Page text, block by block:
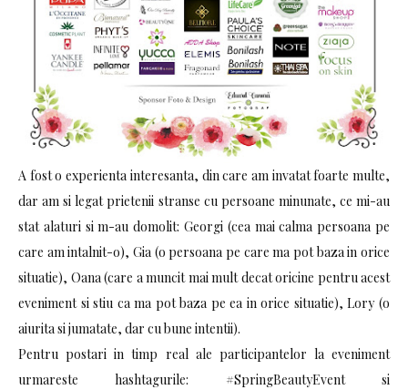
A fost o experienta interesanta, din care am invatat foarte multe,
dar am si legat prietenii stranse cu persoane minunate, ce mi-au
stat alaturi si m-au domolit: Georgi (cea mai calma persoana pe
care am intalnit-o), Gia (o persoana pe care ma pot baza in orice
situatie), Oana (care a muncit mai mult decat oricine pentru acest
eveniment si stiu ca ma pot baza pe ea in orice situatie), Lory (o
aiurita si jumatate, dar cu bune intentii).
Pentru postari in timp real ale participantelor la eveniment
urmareste hashtagurile: #SpringBeautyEvent si